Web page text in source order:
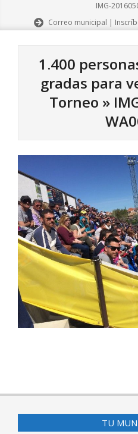
IMG-
Correo municipal |
1.400
gradas para
Torneo »
05-
TU